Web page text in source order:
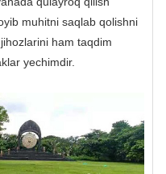
muhitni saqlab qolishni
ham taqdim
yechimdir.